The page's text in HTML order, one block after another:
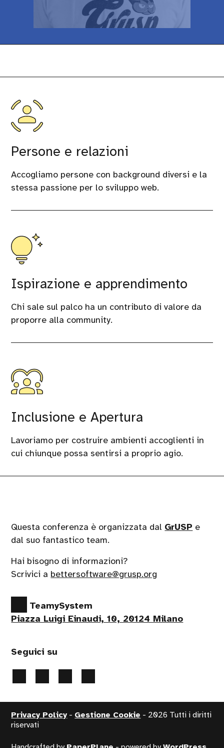
Persone e relazioni
Accogliamo persone con background diversi e la
stessa passione per lo sviluppo web.
Ispirazione e apprendimento
Chi sale sul palco ha un contributo di valore da
proporre alla community.
Inclusione e Apertura
Lavoriamo per costruire ambienti accoglienti in
cui chiunque possa sentirsi a proprio agio.
Questa conferenza è organizzata dal GrUSP e
dal suo fantastico team.
Hai bisogno di informazioni?
Scrivici a bettersoftware@grusp.org
TeamySystem
Piazza Luigi Einaudi, 10, 20124 Milano
Seguici su
Privacy Policy - Gestione Cookie - 2026 Tutti i diritti
riservati